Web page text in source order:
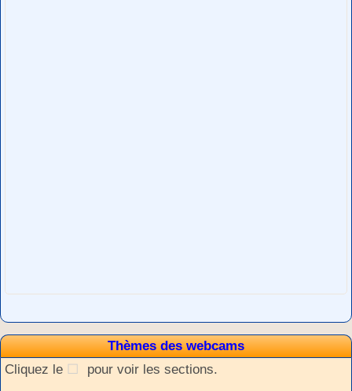
Thèmes des webcams
Cliquez le
pour voir les sections.